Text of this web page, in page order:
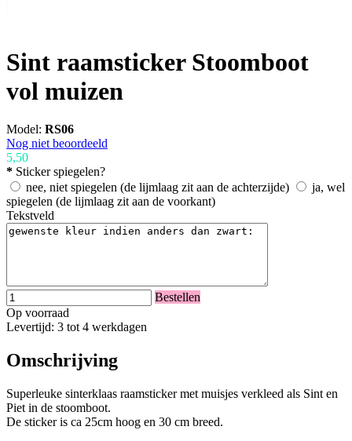
Sint raamsticker Stoomboot
vol muizen
Model: RS06
Nog niet beoordeeld
5,50
* Sticker spiegelen?
nee, niet spiegelen (de lijmlaag zit aan de achterzijde)
ja, wel
spiegelen (de lijmlaag zit aan de voorkant)
Tekstveld
Bestellen
Op voorraad
Levertijd: 3 tot 4 werkdagen
Omschrijving
Superleuke sinterklaas raamsticker met muisjes verkleed als Sint en
Piet in de stoomboot.
De sticker is ca 25cm hoog en 30 cm breed.